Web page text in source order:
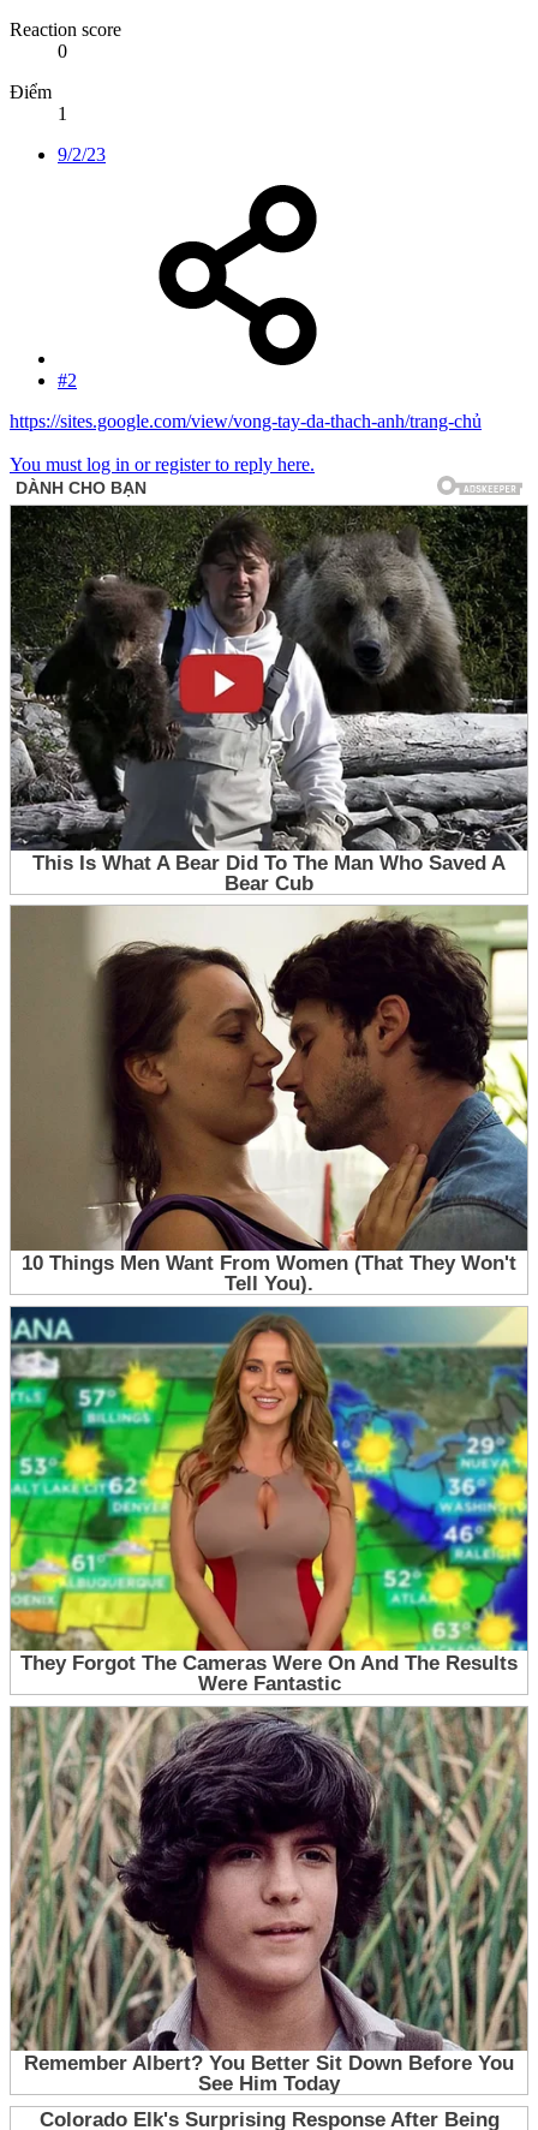
Reaction score
0
Điểm
1
9/2/23
#2
https://sites.google.com/view/vong-tay-da-thach-anh/trang-chủ
You must log in or register to reply here.